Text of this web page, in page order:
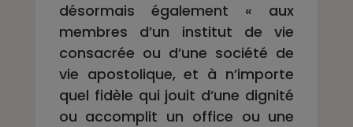
désormais également « aux
membres d’un institut de vie
consacrée ou d’une société de
vie apostolique, et à n’importe
quel fidèle qui jouit d’une dignité
ou accomplit un office ou une